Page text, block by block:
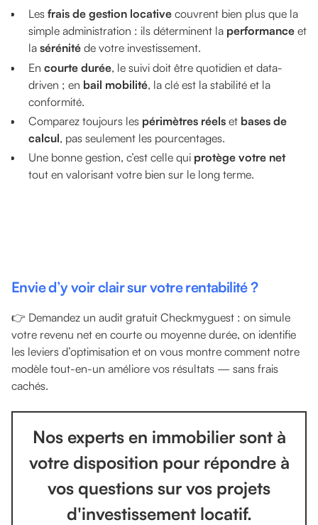
Les frais de gestion locative couvrent bien plus que la
simple administration : ils déterminent la performance et
la sérénité de votre investissement.
En courte durée, le suivi doit être quotidien et data-
driven ; en bail mobilité, la clé est la stabilité et la
conformité.
Comparez toujours les périmètres réels et bases de
calcul, pas seulement les pourcentages.
Une bonne gestion, c’est celle qui protège votre net
tout en valorisant votre bien sur le long terme.
Envie d’y voir clair sur votre rentabilité ?
👉 Demandez un audit gratuit Checkmyguest : on simule
votre revenu net en courte ou moyenne durée, on identifie
les leviers d’optimisation et on vous montre comment notre
modèle tout-en-un améliore vos résultats — sans frais
cachés.
Nos experts en immobilier sont à
votre disposition pour répondre à
vos questions sur vos projets
d'investissement locatif.